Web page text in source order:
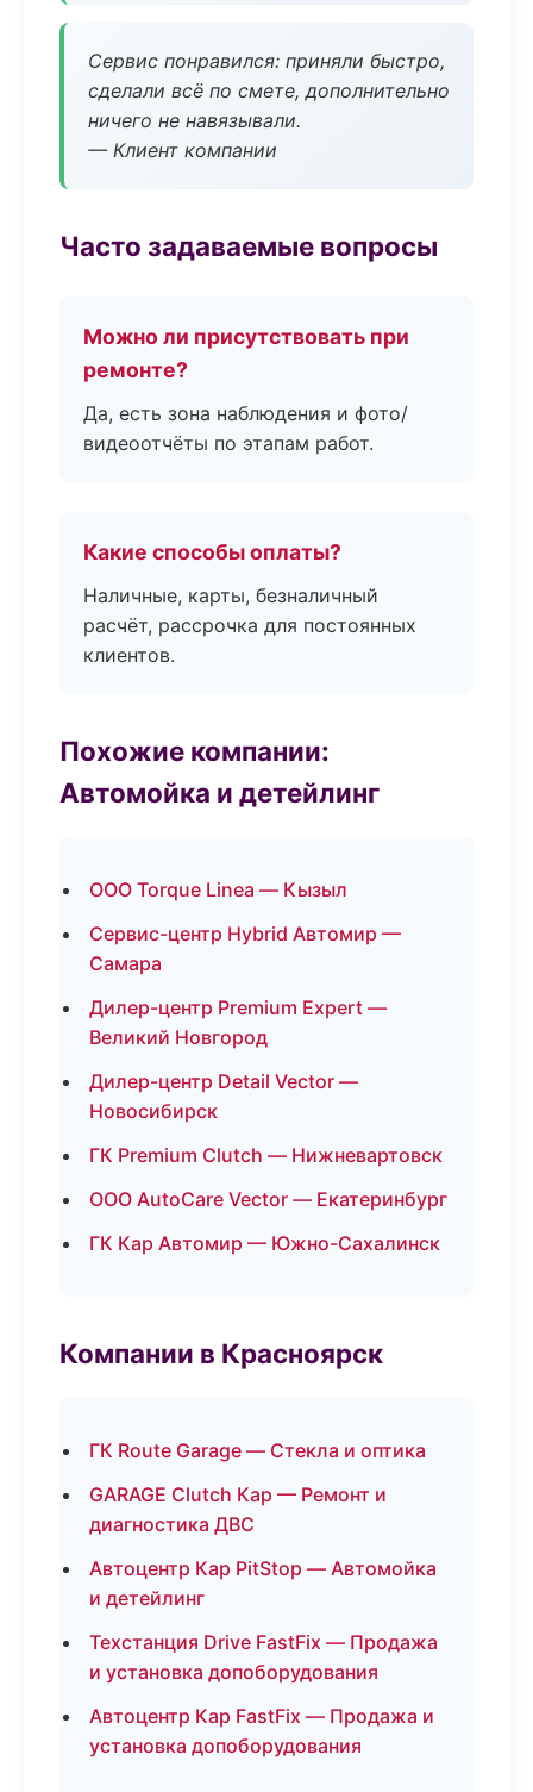
Сервис понравился: приняли быстро,
сделали всё по смете, дополнительно
ничего не навязывали.
— Клиент компании
Часто задаваемые вопросы
Можно ли присутствовать при
ремонте?
Да, есть зона наблюдения и фото/
видеоотчёты по этапам работ.
Какие способы оплаты?
Наличные, карты, безналичный
расчёт, рассрочка для постоянных
клиентов.
Похожие компании:
Автомойка и детейлинг
ООО Torque Linea — Кызыл
Сервис-центр Hybrid Автомир —
Самара
Дилер-центр Premium Expert —
Великий Новгород
Дилер-центр Detail Vector —
Новосибирск
ГК Premium Clutch — Нижневартовск
ООО AutoCare Vector — Екатеринбург
ГК Кар Автомир — Южно-Сахалинск
Компании в Красноярск
ГК Route Garage — Стекла и оптика
GARAGE Clutch Кар — Ремонт и
диагностика ДВС
Автоцентр Кар PitStop — Автомойка
и детейлинг
Техстанция Drive FastFix — Продажа
и установка допоборудования
Автоцентр Кар FastFix — Продажа и
установка допоборудования